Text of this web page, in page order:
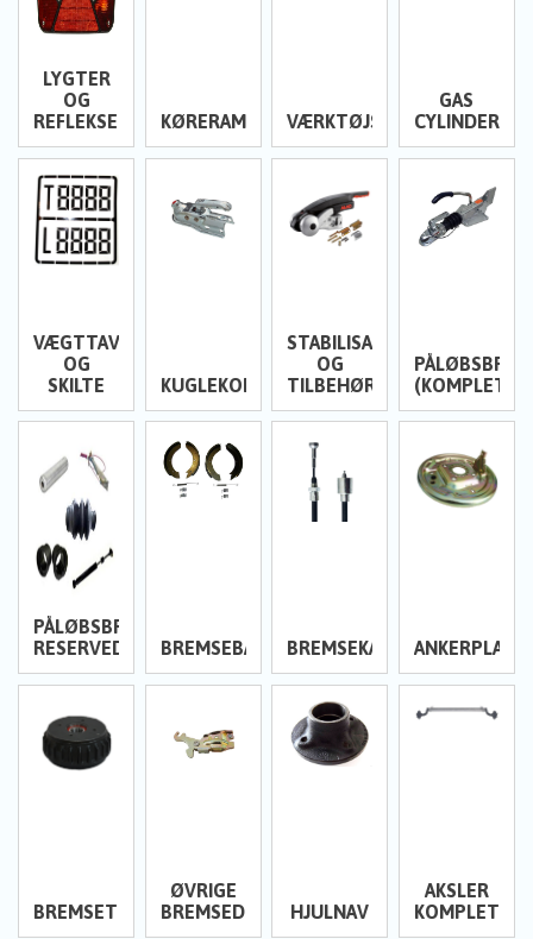
LYGTER
OG
REFLEKSER
KØRERAMPER VÆRKTØJSKASSER
GAS
CYLINDERE
VÆGTTAVLER
OG
SKILTE
KUGLEKOBLINGER
STABILISATORKOBLINGER
OG
TILBEHØR
(KOMPLET)
PÅLØBSBREMSE
RESERVEDELE
BREMSEBAKKERBREMSEKABLER
BREMSETROMLER
ØVRIGE
BREMSEDELE
HJULNAV
AKSLER
KOMPLETTE